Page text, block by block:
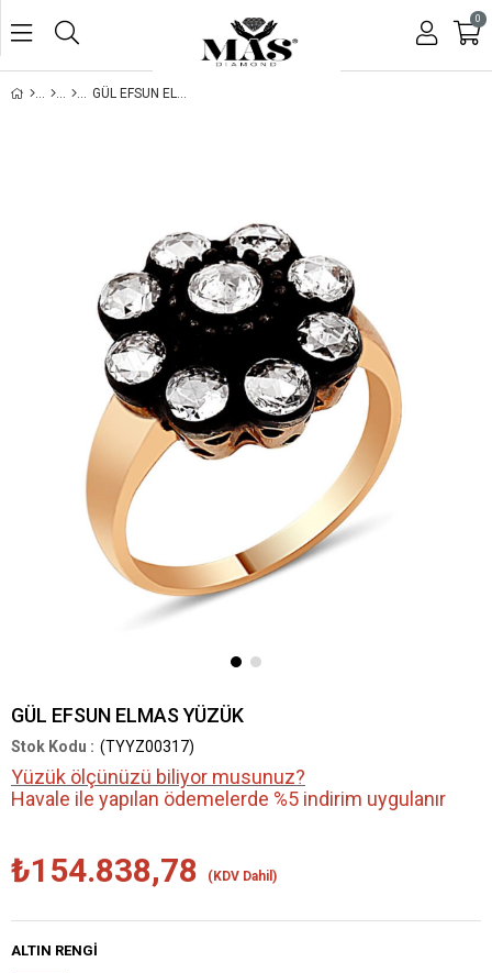
0
GÜL EFSUN ELMAS YÜZÜK
GÜL EFSUN ELMAS YÜZÜK
(TYYZ00317)
Yüzük ölçünüzü biliyor musunuz?
Havale ile yapılan ödemelerde %5 indirim uygulanır
₺154.838,78 (KDV Dahil)
ALTIN RENGI